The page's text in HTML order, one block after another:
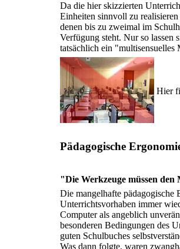
Da die hier skizzierten
Einheiten sinnvoll zu
denen bis zu zweimal im
Verfügung steht. Nur so lassen
tatsächlich ein "multisensuelles
Hier
Pädagogische
"Die Werkzeuge müssen
Die mangelhafte pädagogische
Unterrichtsvorhaben immer
Computer als angeblich
besonderen Bedingungen des
guten Schulbuches
Was dann folgte, waren